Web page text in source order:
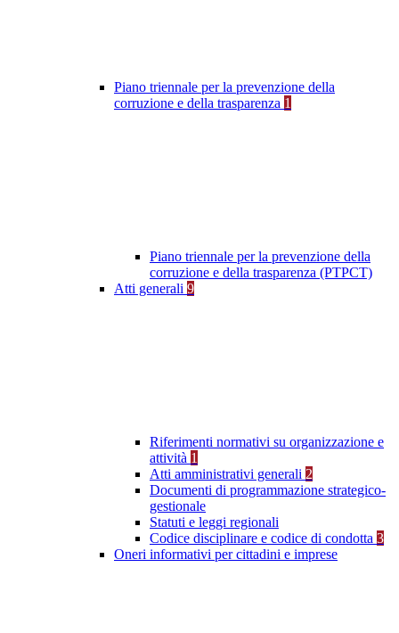
Piano triennale per la prevenzione della
corruzione e della trasparenza 1
Piano triennale per la prevenzione della
corruzione e della trasparenza (PTPCT)
Atti generali 9
Riferimenti normativi su organizzazione e
attività 1
Atti amministrativi generali 2
Documenti di programmazione strategico-
gestionale
Statuti e leggi regionali
Codice disciplinare e codice di condotta 3
Oneri informativi per cittadini e imprese